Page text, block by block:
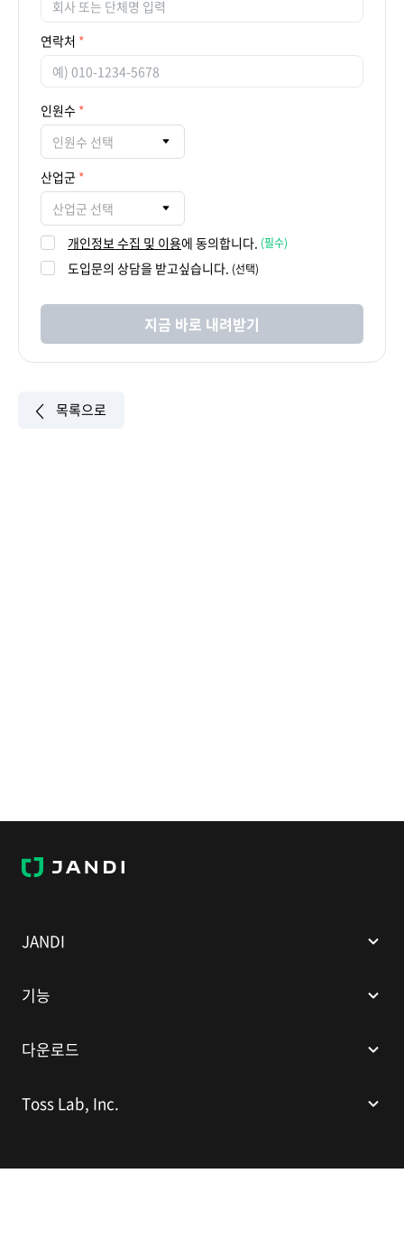
연락처
인원수
인원수 선택
산업군
산업군 선택
개인정보 수집 및 이용에 동의합니다. (필수)
도입문의 상담을 받고싶습니다. (선택)
지금 바로 내려받기
목록으로
J
A
JANDI
기능
다운로드
Toss Lab, Inc.